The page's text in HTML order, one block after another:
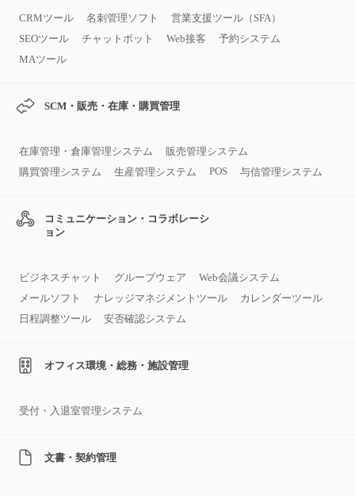
CRMツール 名刺管理ソフト
営業支援ツール（SFA）
SEOツール
チャットボット Web接客
予約システム
MAツール
SCM・販売・在庫・購買管理
在庫管理・倉庫管理システム
販売管理システム
購買管理システム
生産管理システム POS 与信管理システム
コミュニケーション・コラボレーシ
ョン
ビジネスチャット グループウェア
Web会議システム
メールソフト
ナレッジマネジメントツール
カレンダーツール
日程調整ツール
安否確認システム
オフィス環境・総務・施設管理
受付・入退室管理システム
文書・契約管理